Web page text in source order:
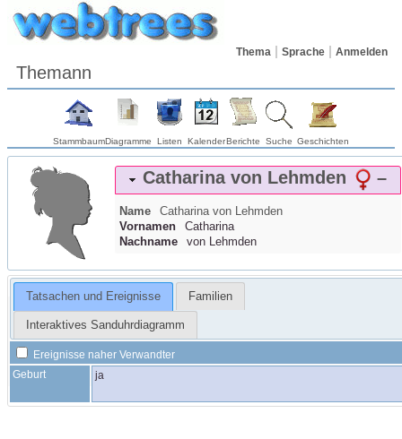
Thema Sprache Anmelden
Themann
StammbaumDiagramme Listen KalenderBerichte Suche Geschichten
Catharina von Lehmden –
Name Catharina von Lehmden
Vornamen
Catharina
Nachname
von Lehmden
Tatsachen und Ereignisse Familien
Interaktives Sanduhrdiagramm
Ereignisse naher Verwandter
Geburt
ja